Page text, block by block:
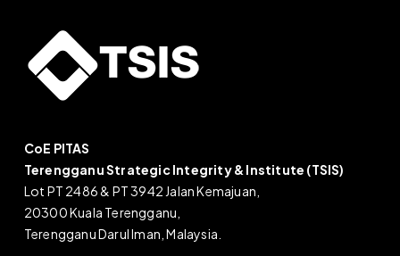
CoE PITAS
Terengganu Strategic Integrity & Institute (TSIS)
Lot PT 2486 & PT 3942 Jalan Kemajuan,
20300 Kuala Terengganu,
Terengganu Darul Iman, Malaysia.